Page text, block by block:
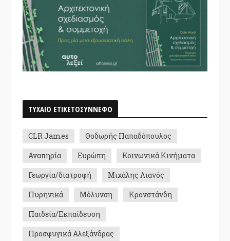
ΤΥΧΑΙΟ ΕΤΙΚΕΤΟΣΥΝΝΕΦΟ
CLR James
Θοδωρής Παπαδόπουλος
Αναπηρία
Ευρώπη
Κοινωνικά Κινήματα
Γεωργία/διατροφή
Μιχάλης Λιανός
Πυρηνικά
Μόλυνση
Κρονστάνδη
Παιδεία/Εκπαίδευση
Προσφυγικά Αλεξάνδρας